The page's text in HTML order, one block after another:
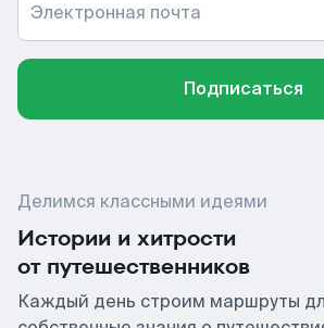
Электронная почта
Подписаться
Делимся классными идеями
Истории и хитрости
от путешественников
Каждый день строим маршруты